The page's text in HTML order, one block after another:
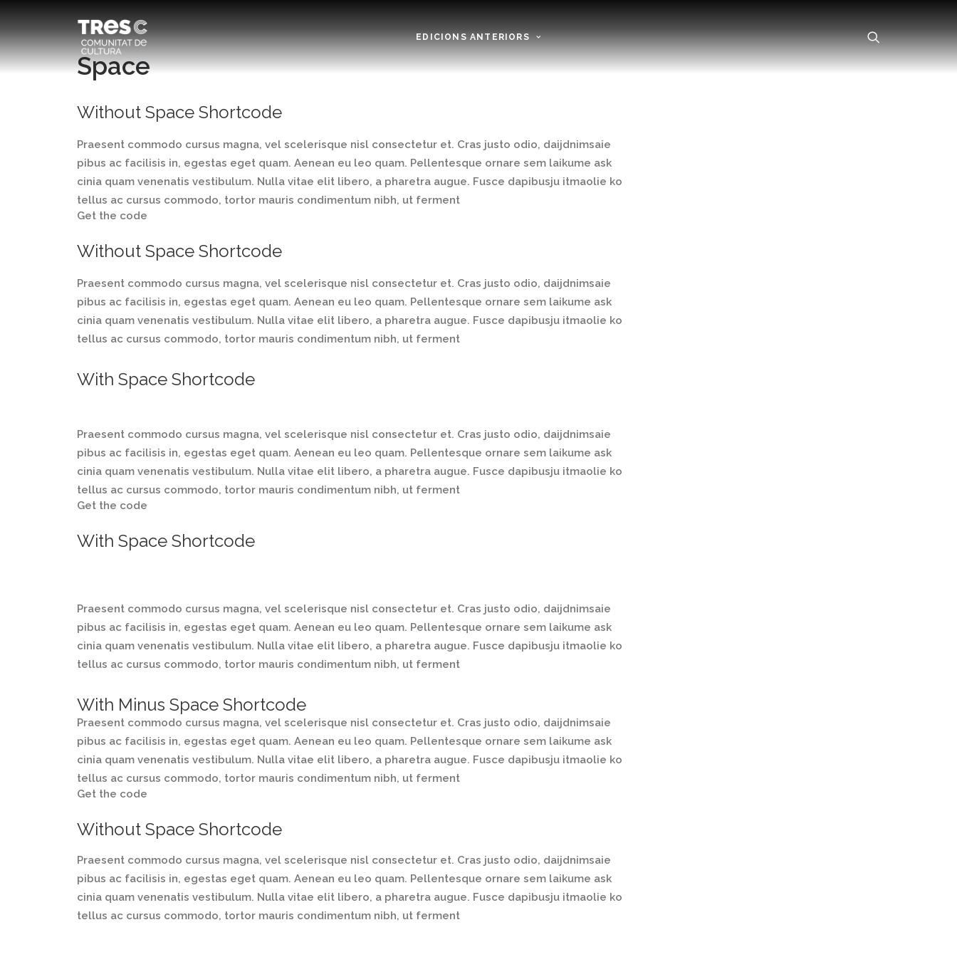
EDICIONS ANTERIORS
Space
Without Space Shortcode
Praesent commodo cursus magna, vel scelerisque nisl consectetur et. Cras justo odio, daijdnimsaie
pibus ac facilisis in, egestas eget quam. Aenean eu leo quam. Pellentesque ornare sem laikume ask
cinia quam venenatis vestibulum. Nulla vitae elit libero, a pharetra augue. Fusce dapibusju itmaolie ko
tellus ac cursus commodo, tortor mauris condimentum nibh, ut ferment
Get the code
Without Space Shortcode
Praesent commodo cursus magna, vel scelerisque nisl consectetur et. Cras justo odio, daijdnimsaie
pibus ac facilisis in, egestas eget quam. Aenean eu leo quam. Pellentesque ornare sem laikume ask
cinia quam venenatis vestibulum. Nulla vitae elit libero, a pharetra augue. Fusce dapibusju itmaolie ko
tellus ac cursus commodo, tortor mauris condimentum nibh, ut ferment
With Space Shortcode
Praesent commodo cursus magna, vel scelerisque nisl consectetur et. Cras justo odio, daijdnimsaie
pibus ac facilisis in, egestas eget quam. Aenean eu leo quam. Pellentesque ornare sem laikume ask
cinia quam venenatis vestibulum. Nulla vitae elit libero, a pharetra augue. Fusce dapibusju itmaolie ko
tellus ac cursus commodo, tortor mauris condimentum nibh, ut ferment
Get the code
With Space Shortcode
Praesent commodo cursus magna, vel scelerisque nisl consectetur et. Cras justo odio, daijdnimsaie
pibus ac facilisis in, egestas eget quam. Aenean eu leo quam. Pellentesque ornare sem laikume ask
cinia quam venenatis vestibulum. Nulla vitae elit libero, a pharetra augue. Fusce dapibusju itmaolie ko
tellus ac cursus commodo, tortor mauris condimentum nibh, ut ferment
With Minus Space Shortcode
Praesent commodo cursus magna, vel scelerisque nisl consectetur et. Cras justo odio, daijdnimsaie
pibus ac facilisis in, egestas eget quam. Aenean eu leo quam. Pellentesque ornare sem laikume ask
cinia quam venenatis vestibulum. Nulla vitae elit libero, a pharetra augue. Fusce dapibusju itmaolie ko
tellus ac cursus commodo, tortor mauris condimentum nibh, ut ferment
Get the code
Without Space Shortcode
Praesent commodo cursus magna, vel scelerisque nisl consectetur et. Cras justo odio, daijdnimsaie
pibus ac facilisis in, egestas eget quam. Aenean eu leo quam. Pellentesque ornare sem laikume ask
cinia quam venenatis vestibulum. Nulla vitae elit libero, a pharetra augue. Fusce dapibusju itmaolie ko
tellus ac cursus commodo, tortor mauris condimentum nibh, ut ferment